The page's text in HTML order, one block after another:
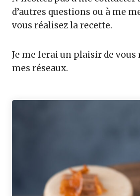
d’autres questions ou à me
vous réalisez la recette.
Je me ferai un plaisir de
mes réseaux.